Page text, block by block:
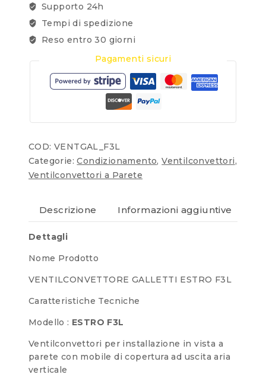
Supporto 24h
Tempi di spedizione
Reso entro 30 giorni
Pagamenti sicuri
COD: VENTGAL_F3L
Categorie:Condizionamento,Ventilconvettori,
Ventilconvettori a Parete
Descrizione Informazioni aggiuntive
Dettagli
Nome Prodotto
VENTILCONVETTORE GALLETTI ESTRO F3L
Caratteristiche Tecniche
Modello : ESTRO F3L
Ventilconvettori per installazione in vista a
parete con mobile di copertura ad uscita aria
verticale